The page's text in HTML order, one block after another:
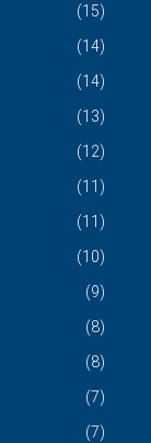
(15)
(14)
(14)
(13)
(12)
(11)
(11)
(10)
(9)
(8)
(8)
(7)
(7)